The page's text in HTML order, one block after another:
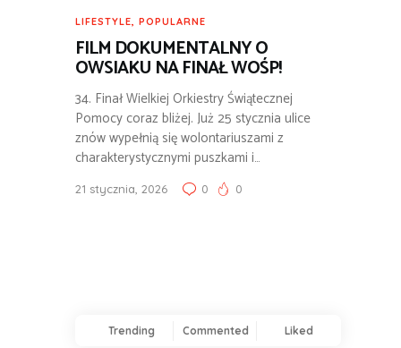
LIFESTYLE, POPULARNE
FILM DOKUMENTALNY O
OWSIAKU NA FINAŁ WOŚP!
34. Finał Wielkiej Orkiestry Świątecznej
Pomocy coraz bliżej. Już 25 stycznia ulice
znów wypełnią się wolontariuszami z
charakterystycznymi puszkami i…
21 stycznia, 2026 0 0
Trending Commented Liked